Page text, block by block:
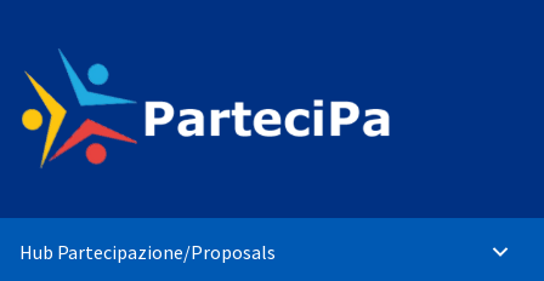
Hub Partecipazione/Proposals Main